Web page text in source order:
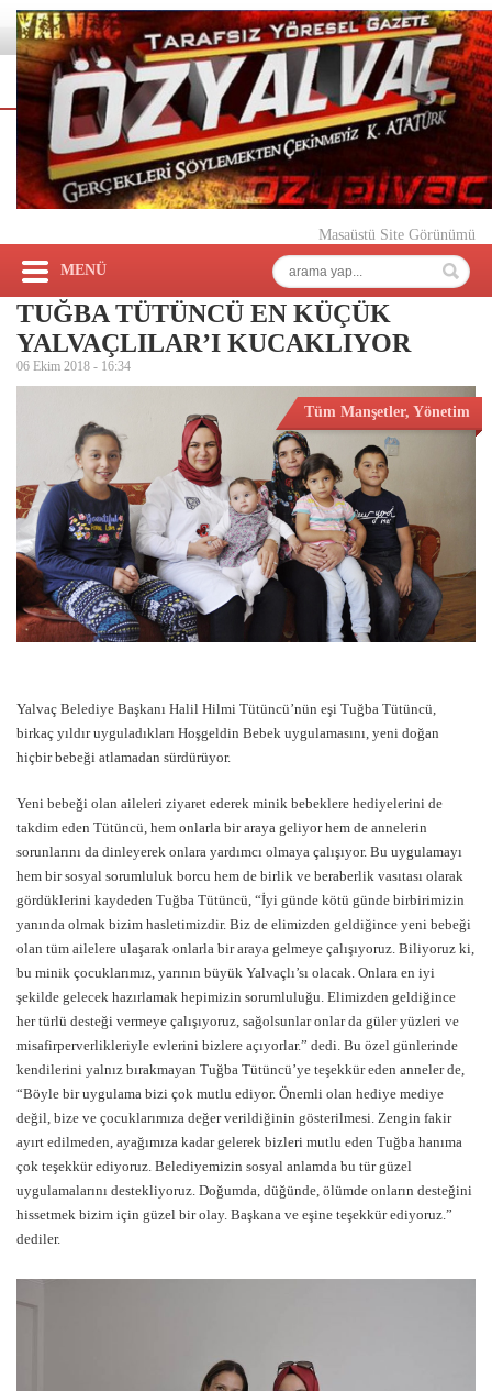
Masaüstü Site Görünümü
MENÜ
TUĞBA TÜTÜNCÜ EN KÜÇÜK
YALVAÇLILAR’I KUCAKLIYOR
06 Ekim 2018 - 16:34
Tüm Manşetler, Yönetim
Yalvaç Belediye Başkanı Halil Hilmi Tütüncü’nün eşi Tuğba Tütüncü,
birkaç yıldır uyguladıkları Hoşgeldin Bebek uygulamasını, yeni doğan
hiçbir bebeği atlamadan sürdürüyor.
Yeni bebeği olan aileleri ziyaret ederek minik bebeklere hediyelerini de
takdim eden Tütüncü, hem onlarla bir araya geliyor hem de annelerin
sorunlarını da dinleyerek onlara yardımcı olmaya çalışıyor. Bu uygulamayı
hem bir sosyal sorumluluk borcu hem de birlik ve beraberlik vasıtası olarak
gördüklerini kaydeden Tuğba Tütüncü, “İyi günde kötü günde birbirimizin
yanında olmak bizim hasletimizdir. Biz de elimizden geldiğince yeni bebeği
olan tüm ailelere ulaşarak onlarla bir araya gelmeye çalışıyoruz. Biliyoruz ki,
bu minik çocuklarımız, yarının büyük Yalvaçlı’sı olacak. Onlara en iyi
şekilde gelecek hazırlamak hepimizin sorumluluğu. Elimizden geldiğince
her türlü desteği vermeye çalışıyoruz, sağolsunlar onlar da güler yüzleri ve
misafirperverlikleriyle evlerini bizlere açıyorlar.” dedi. Bu özel günlerinde
kendilerini yalnız bırakmayan Tuğba Tütüncü’ye teşekkür eden anneler de,
“Böyle bir uygulama bizi çok mutlu ediyor. Önemli olan hediye mediye
değil, bize ve çocuklarımıza değer verildiğinin gösterilmesi. Zengin fakir
ayırt edilmeden, ayağımıza kadar gelerek bizleri mutlu eden Tuğba hanıma
çok teşekkür ediyoruz. Belediyemizin sosyal anlamda bu tür güzel
uygulamalarını destekliyoruz. Doğumda, düğünde, ölümde onların desteğini
hissetmek bizim için güzel bir olay. Başkana ve eşine teşekkür ediyoruz.”
dediler.